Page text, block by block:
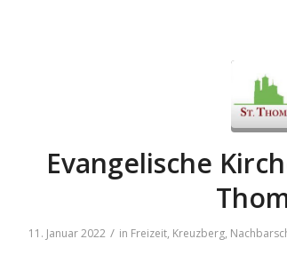
Evangelische
11. Januar 2022 / in Freizeit, Kreuzberg,